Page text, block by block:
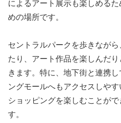
によるアート展示も楽しめる
めの場所です。
セントラルパークを歩きなが
たり、アート作品を楽しんだ
きます。特に、地下街と連携
ングモールへもアクセスしや
ショッピングを楽しむことが
す。